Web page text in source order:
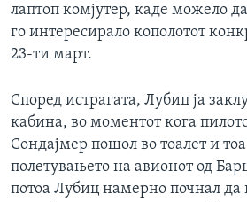
лаптоп комјутер, каде можело
го интересирало кополотот
23-ти март.
Според истрагата, Лубиц ја
кабина, во моментот кога
Сондајмер пошол во тоалет и
полетувањето на авионот од
потоа Лубиц намерно почнал да